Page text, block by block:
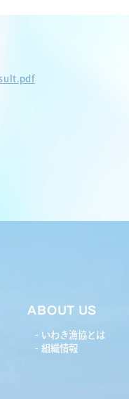
ABOUT US
いわき漁協とは
組織情報